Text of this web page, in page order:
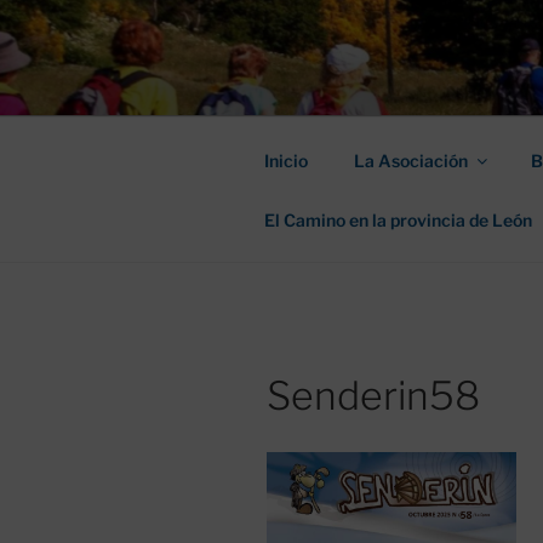
Saltar
al
contenido
SANTIAGO
Inicio La Asociación
El Camino en la provincia de León
Senderin58